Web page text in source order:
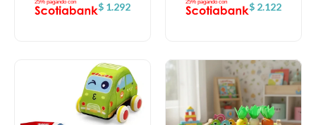
$ 1.292 $ 2.122